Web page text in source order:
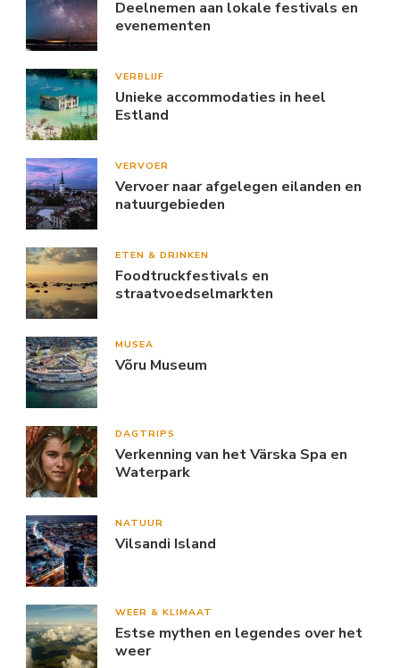
Deelnemen aan lokale festivals en
evenementen
VERBLIJF
Unieke accommodaties in heel
Estland
VERVOER
Vervoer naar afgelegen eilanden en
natuurgebieden
ETEN & DRINKEN
Foodtruckfestivals en
straatvoedselmarkten
MUSEA
Võru Museum
DAGTRIPS
Verkenning van het Värska Spa en
Waterpark
NATUUR
Vilsandi Island
WEER & KLIMAAT
Estse mythen en legendes over het
weer